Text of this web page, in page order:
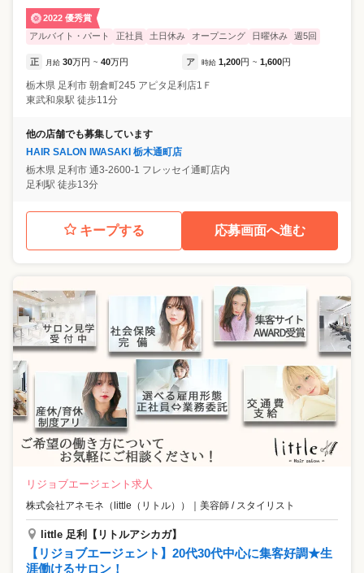
2022 優秀賞
アルバイト・パート
正社員 土日休み オープニング 日曜休み 週5回
正 月給 30万円 ~ 40万円 ア 時給 1,200円 ~ 1,600円
栃木県 足利市 朝倉町245 アピタ足利店1Ｆ
東武和泉駅 徒歩11分
他の店舗でも募集しています
HAIR SALON IWASAKI 栃木通町店
栃木県 足利市 通3-2600-1 フレッセイ通町店内
足利駅 徒歩13分
キープする 応募画面へ進む
リジョブエージェント求人
株式会社アネモネ（little（リトル）） ｜ 美容師 / スタイリスト
little 足利【リトルアシカガ】
【リジョブエージェント】20代30代中心に集客好調★生
涯働けるサロン！